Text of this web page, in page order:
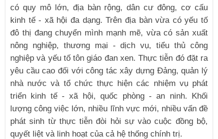
có quy mô lớn, địa bàn rộng, dân cư đông, cơ cấu
kinh tế - xã hội đa dạng. Trên địa bàn vừa có yếu tố
đô thị đang chuyển mình mạnh mẽ, vừa có sản xuất
nông nghiệp, thương mại - dịch vụ, tiểu thủ công
nghiệp và yếu tố tôn giáo đan xen. Thực tiễn đó đặt ra
yêu cầu cao đối với công tác xây dựng Đảng, quản lý
nhà nước và tổ chức thực hiện các nhiệm vụ phát
triển kinh tế - xã hội, quốc phòng - an ninh. Khối
lượng công việc lớn, nhiều lĩnh vực mới, nhiều vấn đề
phát sinh từ thực tiễn đòi hỏi sự vào cuộc đồng bộ,
quyết liệt và linh hoạt của cả hệ thống chính trị.